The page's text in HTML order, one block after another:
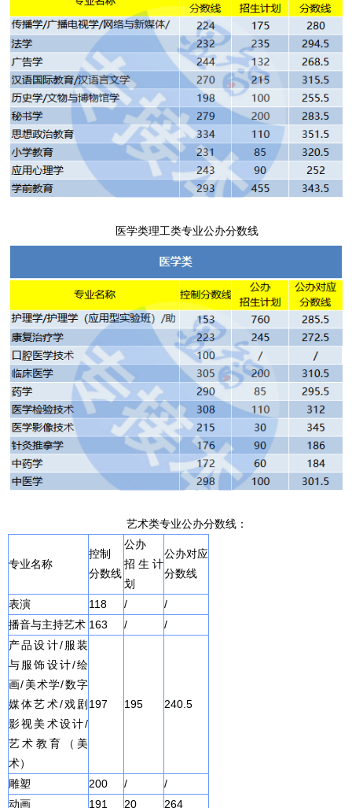
医学类理工类专业公办分数线
艺术类专业公办分数线：
专业名称
控制
分数线
公办
招生计
划
公办对应
分数线
表演 118 /
/
播音与主持艺术 163 /
/
产品设计/服装
与服饰设计/绘
画/美术学/数字
媒体艺术/戏剧
影视美术设计/
艺术教育（美
术）
197 195 240.5
雕塑 200 /
/
动画
191 20
264